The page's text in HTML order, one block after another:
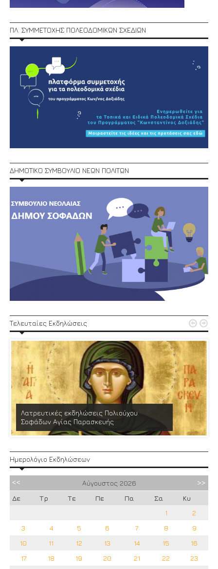
ΠΛ. ΣΥΜΜΕΤΟΧΗΣ ΠΟΛΕΟΔΟΜΙΚΩΝ ΣΧΕΔΙΩΝ
ΔΗΜΟΤΙΚΟ ΣΥΜΒΟΥΛΙΟ ΝΕΩΝ ΠΟΛΙΤΩΝ
Τελευταίες Εκδηλώσεις
Λατρευτικές εκδηλώσεις Πολιούχου
Σοφάδων Αγίας Παρασκευής
 
Ημερολόγιο Εκδηλώσεων
Αύγουστος 2026
Δε
Τρ Τε Πε Πα Σα
Κυ
1
2
3
4 5 6 7 8
9
10
11 12 13 14 15
16
17
18 19 20 21 22 23